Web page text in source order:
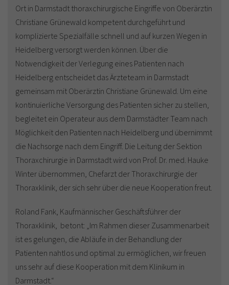
Ort in Darmstadt thoraxchirurgische Eingriffe von Oberärztin
Christiane Grünewald kompetent durchgeführt und
komplizierte Spezialfälle schnell und auf kurzen Wegen in
Heidelberg versorgt werden können. Über die
Notwendigkeit der Verlegung eines Patienten nach
Heidelberg entscheidet das Ärzteteam in Darmstadt
gemeinsam mit Oberärztin Christiane Grünewald. Um eine
kontinuierliche Versorgung des Patienten sicher zu stellen,
begleitet ein Operateur aus dem Darmstädter Team nach
Möglichkeit den Patienten nach Heidelberg und übernimmt
die Nachsorge nach dem Eingriff. Die Leitung der Sektion
Thoraxchirurgie in Darmstadt wird von Prof. Dr. med. Hauke
Winter übernommen, Chefarzt der Thoraxchirurgie der
Thoraxklinik, der sich sehr über die neue Kooperation freut.
Roland Fank, Kaufmännischer Geschäftsführer der
Thoraxklinik, betont: „Im Rahmen dieser Zusammenarbeit
ist es gelungen, die Abläufe in der Behandlung der
Patienten nahtlos und optimal zu ermöglichen, wir freuen
uns sehr auf diese Kooperation mit dem Klinikum in
Darmstadt.“